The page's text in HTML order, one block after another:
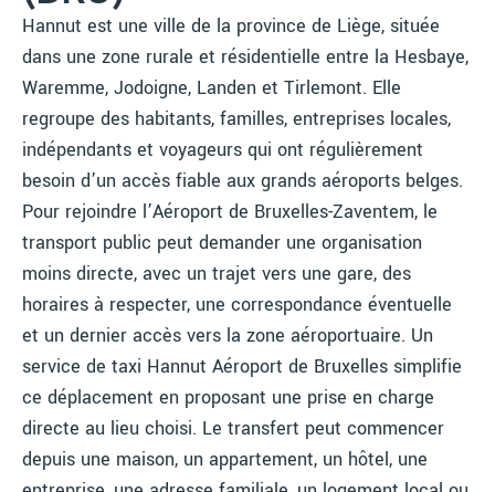
Hannut est une ville de la province de Liège, située
dans une zone rurale et résidentielle entre la Hesbaye,
Waremme, Jodoigne, Landen et Tirlemont. Elle
regroupe des habitants, familles, entreprises locales,
indépendants et voyageurs qui ont régulièrement
besoin d’un accès fiable aux grands aéroports belges.
Pour rejoindre l’Aéroport de Bruxelles-Zaventem, le
transport public peut demander une organisation
moins directe, avec un trajet vers une gare, des
horaires à respecter, une correspondance éventuelle
et un dernier accès vers la zone aéroportuaire. Un
service de taxi Hannut Aéroport de Bruxelles simplifie
ce déplacement en proposant une prise en charge
directe au lieu choisi. Le transfert peut commencer
depuis une maison, un appartement, un hôtel, une